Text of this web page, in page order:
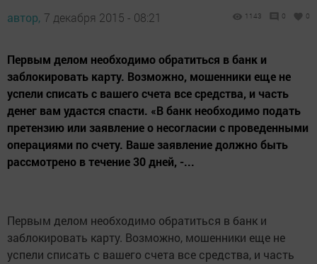
автор, 7 декабря 2015 - 08:21 1143 0 0
Первым делом необходимо обратиться в банк и
заблокировать карту. Возможно, мошенники еще не
успели списать с вашего счета все средства, и часть
денег вам удастся спасти. «В банк необходимо подать
претензию или заявление о несогласии с проведенными
операциями по счету. Ваше заявление должно быть
рассмотрено в течение 30 дней, -...
Первым делом необходимо обратиться в банк и
заблокировать карту. Возможно, мошенники еще не
успели списать с вашего счета все средства, и часть